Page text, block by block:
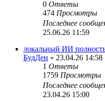
0 Ответы
474 Просмотры
Последнее
25.06.26 11:59
локальный ИИ
БудДен » 23.04.26 14:58
1 Ответы
1759 Просмотры
Последнее
23.04.26 15:00